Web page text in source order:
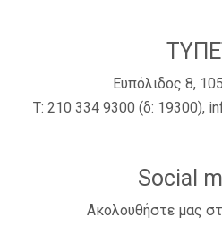
Ευπόλιδος 8,
Τ: 210 334 9300 (δ: 19300),
Social
Ακολουθήστε μας